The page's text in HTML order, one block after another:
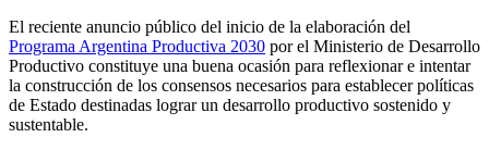
El reciente anuncio público del inicio de la elaboración del
Programa Argentina Productiva 2030 por el Ministerio de Desarrollo
Productivo constituye una buena ocasión para reflexionar e intentar
la construcción de los consensos necesarios para establecer políticas
de Estado destinadas lograr un desarrollo productivo sostenido y
sustentable.